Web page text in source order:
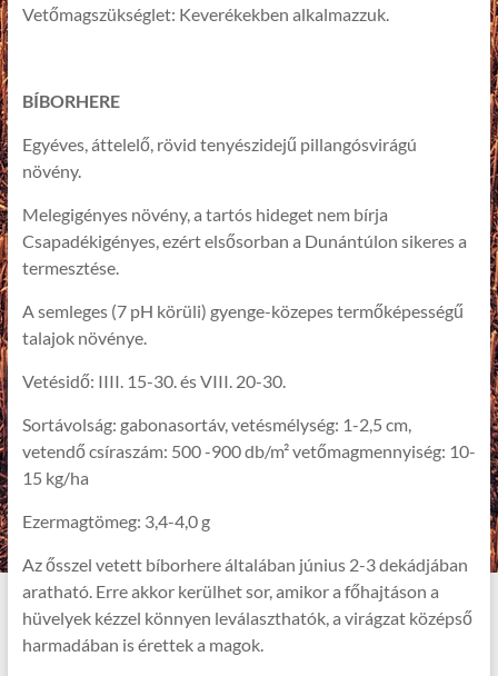
Vetőmagszükséglet: Keverékekben alkalmazzuk.
BÍBORHERE
Egyéves, áttelelő, rövid tenyészidejű pillangósvirágú
növény.
Melegigényes növény, a tartós hideget nem bírja
Csapadékigényes, ezért elsősorban a Dunántúlon sikeres a
termesztése.
A semleges (7 pH körüli) gyenge-közepes termőképességű
talajok növénye.
Vetésidő: IIII. 15-30. és VIII. 20-30.
Sortávolság: gabonasortáv, vetésmélység: 1-2,5 cm,
vetendő csíraszám: 500 -900 db/m² vetőmagmennyiség: 10-
15 kg/ha
Ezermagtömeg: 3,4-4,0 g
Az ősszel vetett bíborhere általában június 2-3 dekádjában
aratható. Erre akkor kerülhet sor, amikor a főhajtáson a
hüvelyek kézzel könnyen leválaszthatók, a virágzat középső
harmadában is érettek a magok.